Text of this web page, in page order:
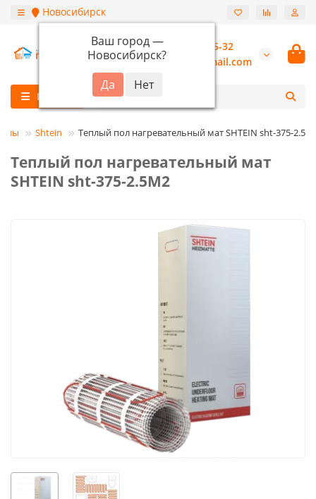
Новосибирск
Ваш город —
Новосибирск?
+7 (913) 987-55-32
burannsk@gmail.com
Каталог
Shtein Теплый пол нагревательный мат SHTEIN sht-375-
Теплый пол нагревательный мат
SHTEIN sht-375-2.5M2